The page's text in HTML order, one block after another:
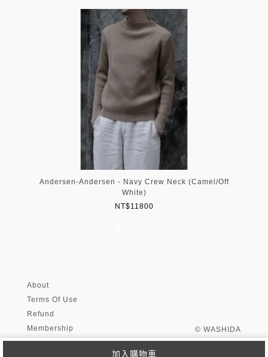
加入購物車
Andersen-Andersen - Navy Crew Neck (Camel/Off
White)
NT$11800
About
Terms Of Use
Refund
Membership
© WASHIDA